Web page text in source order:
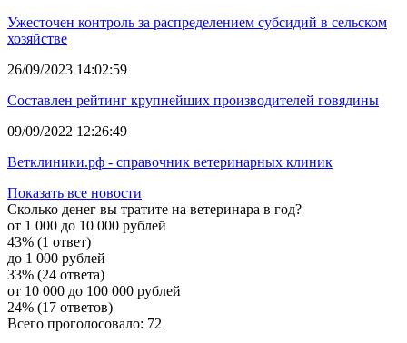
Ужесточен контроль за распределением субсидий в сельском
хозяйстве
26/09/2023 14:02:59
Составлен рейтинг крупнейших производителей говядины
09/09/2022 12:26:49
Ветклиники.рф - справочник ветеринарных клиник
Показать все новости
Сколько денег вы тратите на ветеринара в год?
от 1 000 до 10 000 рублей
43% (1 ответ)
до 1 000 рублей
33% (24 ответа)
от 10 000 до 100 000 рублей
24% (17 ответов)
Всего проголосовало: 72